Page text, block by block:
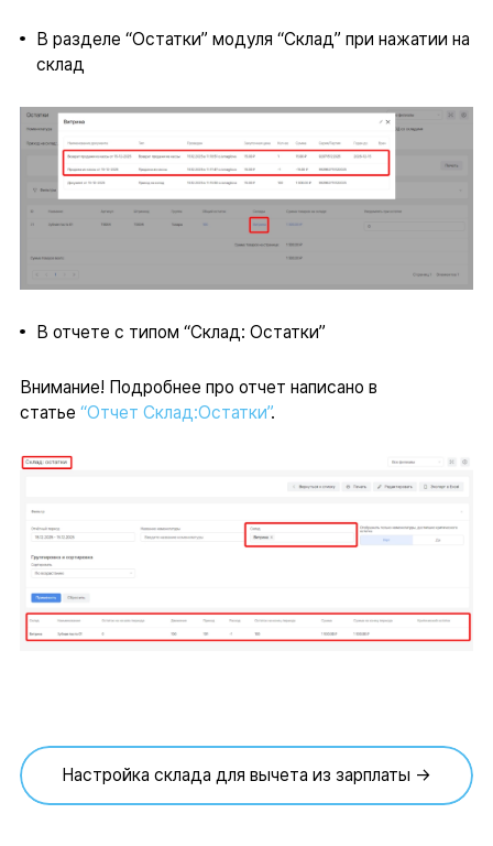
В разделе “Остатки” модуля “Склад” при нажатии на
склад
В отчете с типом “Склад: Остатки”
Внимание! Подробнее про отчет написано в
статье “Отчет Склад:Остатки”.
Настройка склада для вычета из зарплаты →